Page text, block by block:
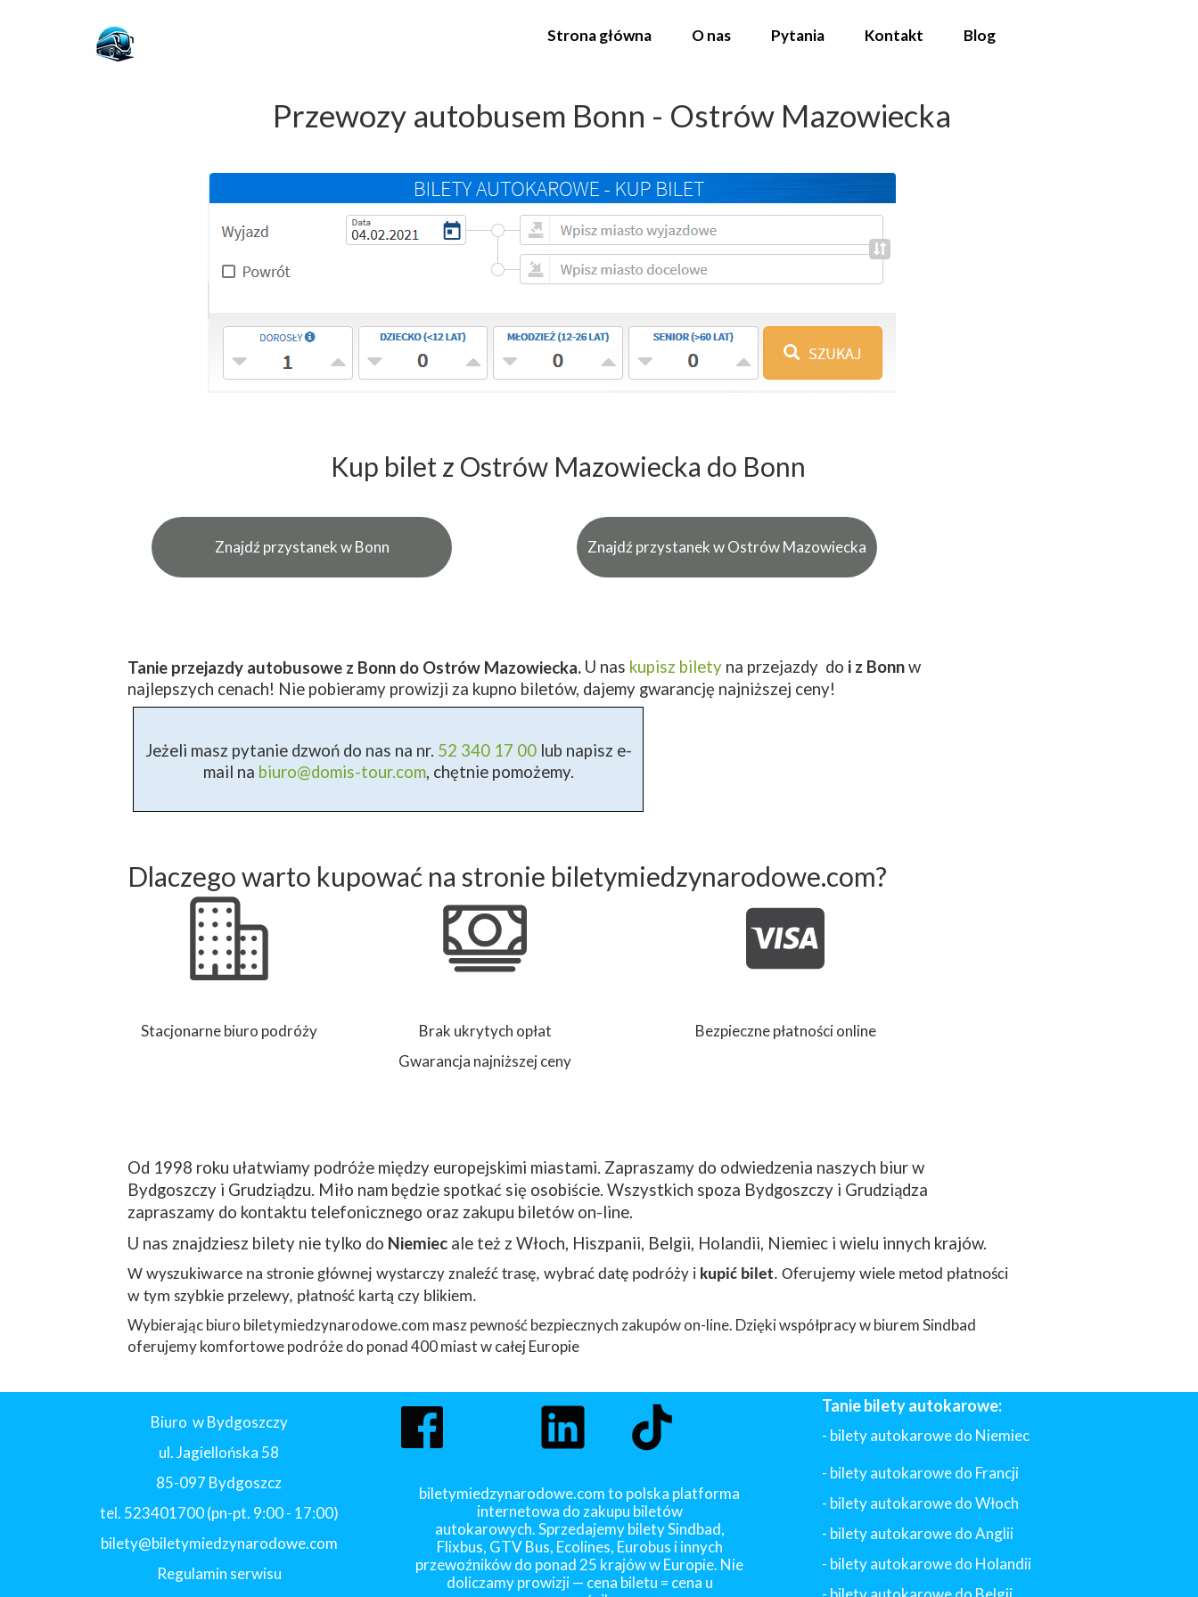
Znajdź przystanek w Bonn
Bezpieczne płatności online
Brak ukrytych opłat
Gwarancja najniższej ceny
Stacjonarne biuro podróży
Znajdź przystanek w Ostrów Mazowiecka
Kup bilet z Ostrów Mazowiecka do Bonn
Tanie przejazdy autobusowe z Bonn do Ostrów Mazowiecka. U nas kupisz bilety na przejazdy do i z Bonnw
najlepszych cenach! Nie pobieramy prowizji za kupno biletów, dajemy gwarancję najniższej ceny!
Jeżeli masz pytanie dzwoń do nas na nr. 52 340 17 00lub napisz e-
mail na biuro@domis-tour.com, chętnie pomożemy.
Dlaczego warto kupować na stronie biletymiedzynarodowe.com?
Od 1998 roku ułatwiamy podróże między europejskimi miastami. Zapraszamy do odwiedzenia naszych biur w
Bydgoszczy i Grudziądzu. Miło nam będzie spotkać się osobiście. Wszystkich spoza Bydgoszczy i Grudziądza
zapraszamy do kontaktu telefonicznego oraz zakupu biletów on-line.
U nas znajdziesz bilety nie tylko do Niemiec ale też z Włoch, Hiszpanii, Belgii, Holandii, Niemiec i wielu innych krajów.
W wyszukiwarce na stronie głównej wystarczy znaleźć trasę, wybrać datę podróży i kupić bilet. Oferujemy wiele metod płatności
w tym szybkie przelewy, płatność kartą czy blikiem.
Wybierając biuro biletymiedzynarodowe.com masz pewność bezpiecznych zakupów on-line. Dzięki współpracy w biurem Sindbad
oferujemy komfortowe podróże do ponad 400 miast w całej Europie
Przewozy autobusem Bonn - Ostrów Mazowiecka
Strona główna O nas Pytania Kontakt Blog
biletymiedzynarodowe.com to polska platforma
internetowa do zakupu biletów
autokarowych. Sprzedajemy bilety Sindbad,
Flixbus, GTV Bus, Ecolines, Eurobus i innych
przewoźników do ponad 25 krajów w Europie. Nie
doliczamy prowizji — cena biletu = cena u
Tanie bilety autokarowe:
- bilety autokarowe do Niemiec
- bilety autokarowe do Francji
- bilety autokarowe do Włoch
- bilety autokarowe do Anglii
- bilety autokarowe do Holandii
Biuro w Bydgoszczy
ul. Jagiellońska 58
85-097 Bydgoszcz
tel. 523401700 (pn-pt. 9:00 - 17:00)
bilety@biletymiedzynarodowe.com
Regulamin serwisu